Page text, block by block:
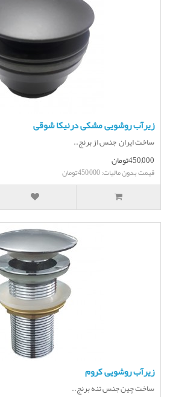
زیرآب روشویی مشکی درنیکا شوقی
ساخت ایران جنس از برنج..
450,000تومان
قیمت بدون مالیات: 450,000تومان
زیرآب روشویی کروم
ساخت چین جنس تنه برنج..